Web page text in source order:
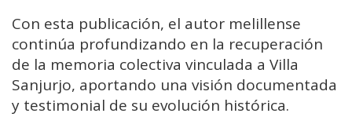
Con esta publicación, el autor melillense
continúa profundizando en la recuperación
de la memoria colectiva vinculada a Villa
Sanjurjo, aportando una visión documentada
y testimonial de su evolución histórica.